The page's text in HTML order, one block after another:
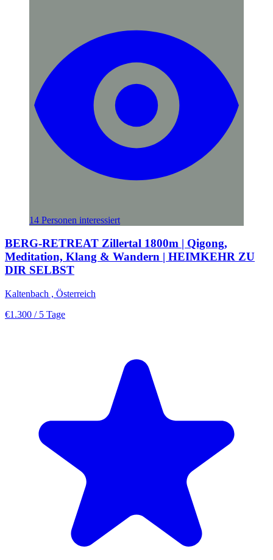
14 Personen interessiert
BERG-RETREAT Zillertal 1800m | Qigong,
Meditation, Klang & Wandern | HEIMKEHR ZU
DIR SELBST
Kaltenbach , Österreich
€1.300 / 5 Tage